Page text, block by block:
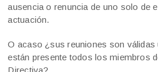
ausencia o renuncia de uno solo de
actuación.
O acaso ¿sus reuniones son válidas
están presente todos los miembros